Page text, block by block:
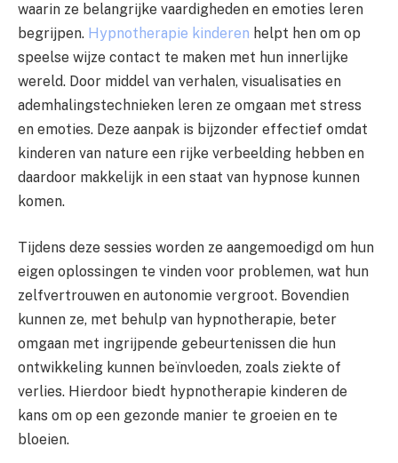
waarin ze belangrijke vaardigheden en emoties leren
begrijpen. Hypnotherapie kinderen helpt hen om op
speelse wijze contact te maken met hun innerlijke
wereld. Door middel van verhalen, visualisaties en
ademhalingstechnieken leren ze omgaan met stress
en emoties. Deze aanpak is bijzonder effectief omdat
kinderen van nature een rijke verbeelding hebben en
daardoor makkelijk in een staat van hypnose kunnen
komen.
Tijdens deze sessies worden ze aangemoedigd om hun
eigen oplossingen te vinden voor problemen, wat hun
zelfvertrouwen en autonomie vergroot. Bovendien
kunnen ze, met behulp van hypnotherapie, beter
omgaan met ingrijpende gebeurtenissen die hun
ontwikkeling kunnen beïnvloeden, zoals ziekte of
verlies. Hierdoor biedt hypnotherapie kinderen de
kans om op een gezonde manier te groeien en te
bloeien.